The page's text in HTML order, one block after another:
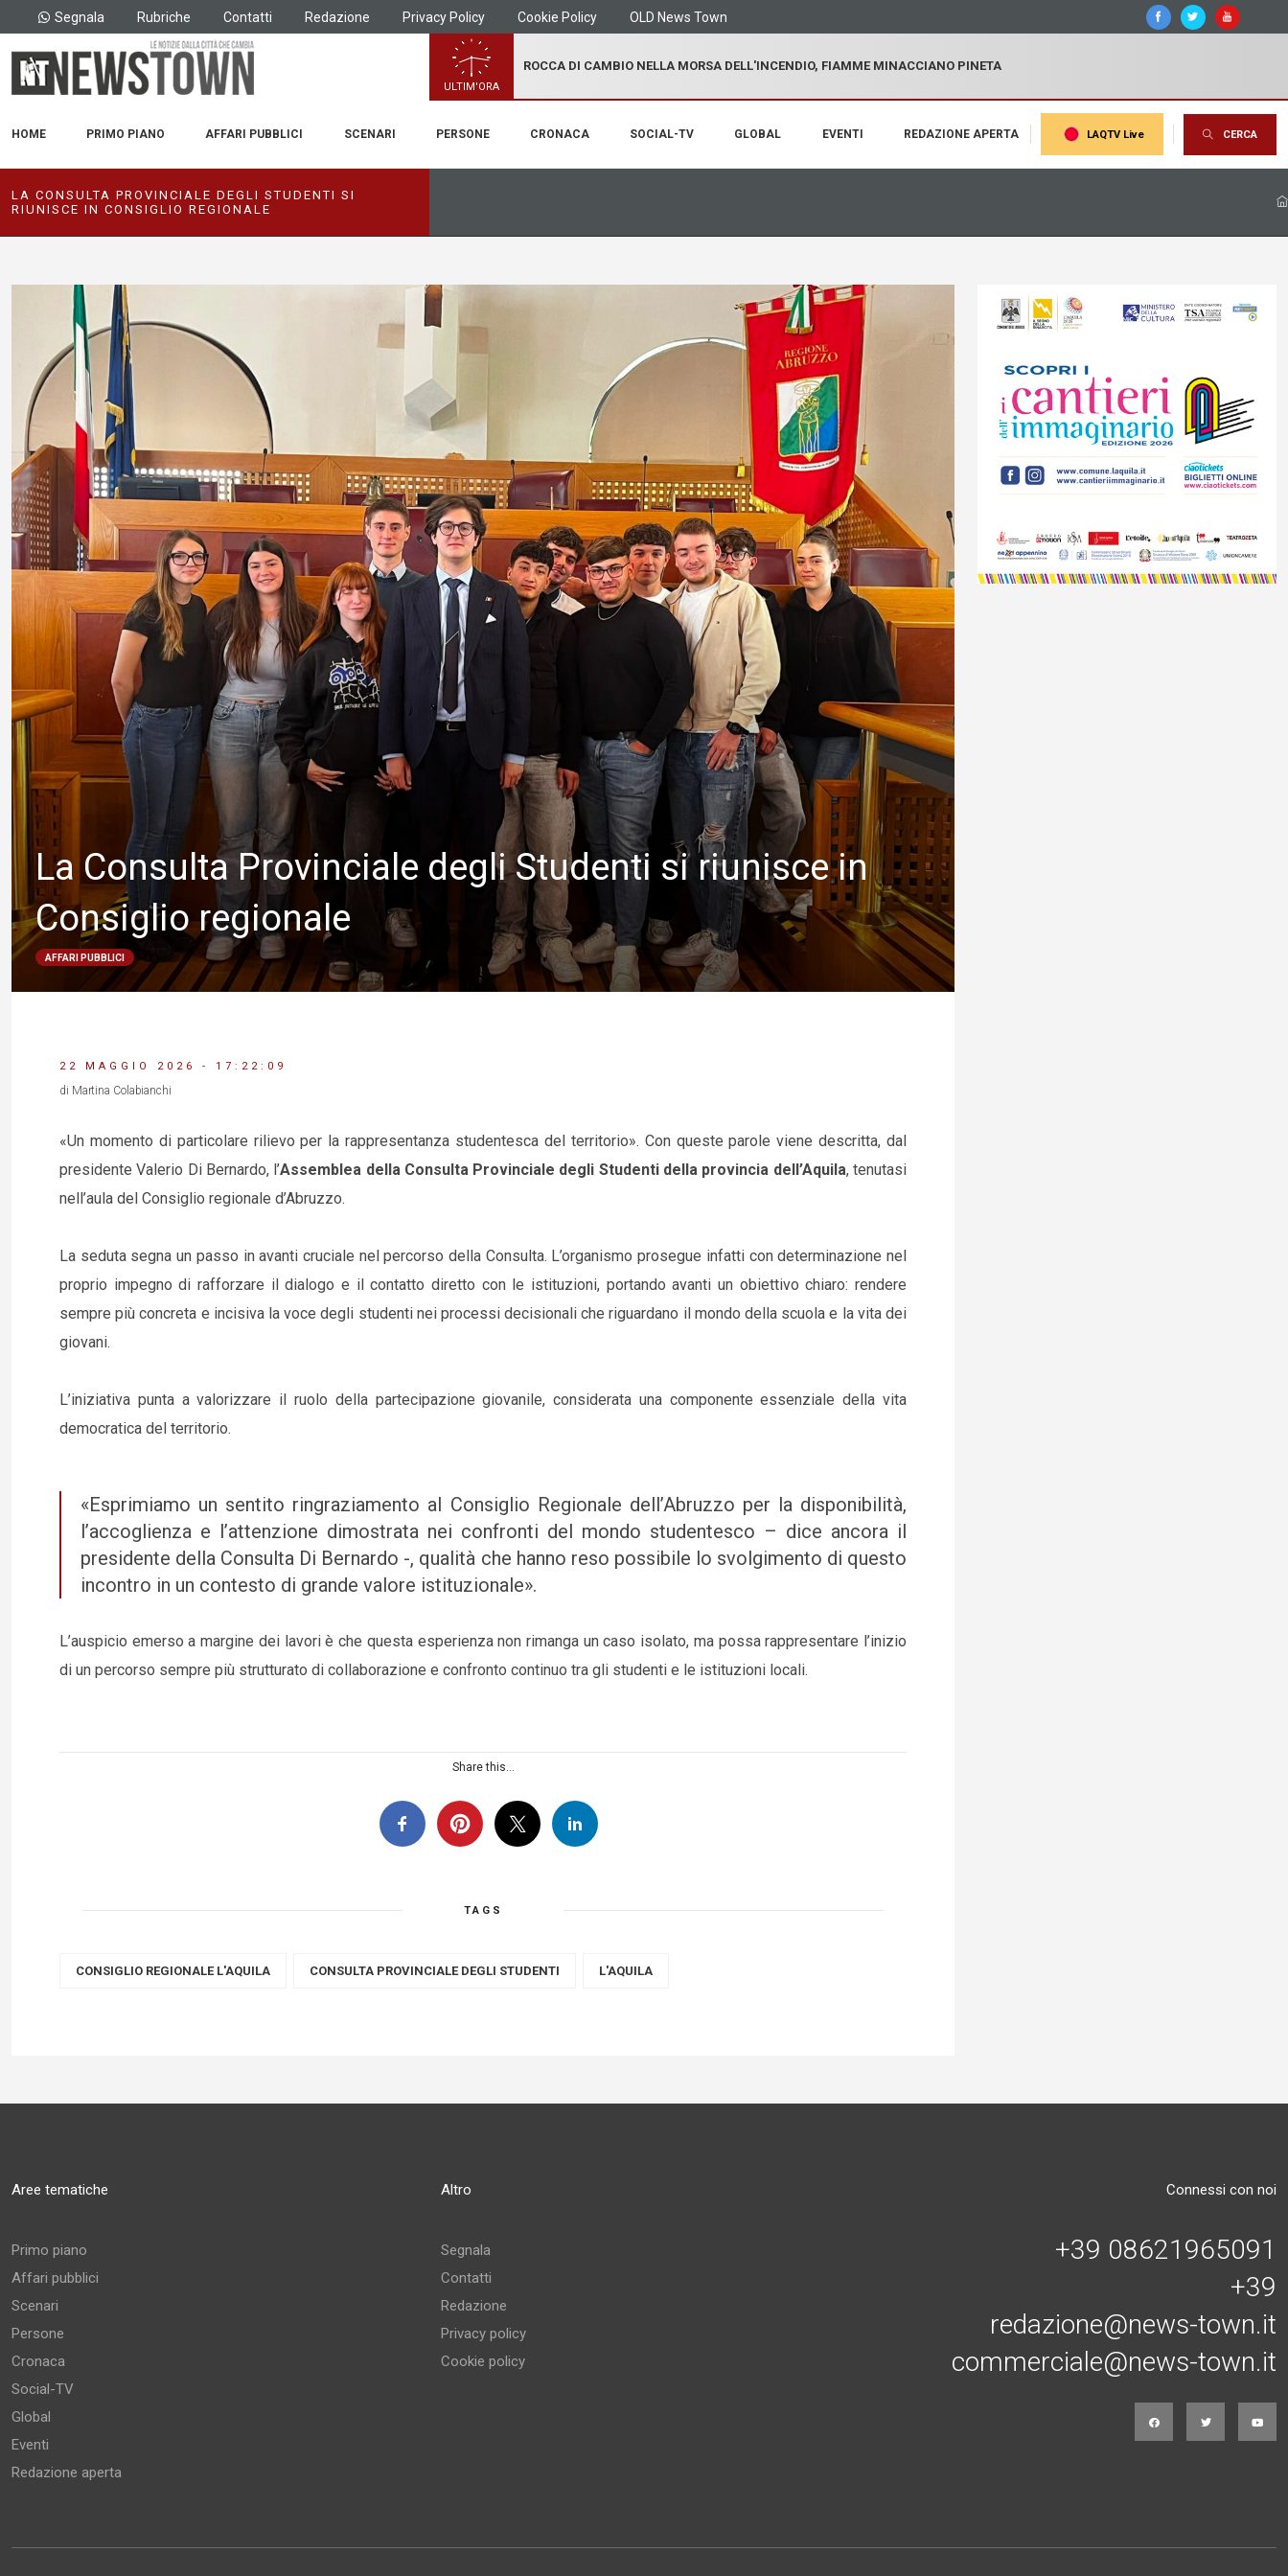
Segnala Rubriche Contatti Redazione Privacy Policy Cookie Policy OLD News Town
ULTIM'ORA
ROCCA DI CAMBIO NELLA MORSA DELL'INCENDIO, FIAMME MINACCIANO PINETA
HOME PRIMO PIANO AFFARI PUBBLICI SCENARI PERSONE CRONACA SOCIAL-TV GLOBAL EVENTI REDAZIONE APERTA LAQTV Live CERCA
LA CONSULTA PROVINCIALE DEGLI STUDENTI SI
RIUNISCE IN CONSIGLIO REGIONALE
La Consulta Provinciale degli Studenti si riunisce in
Consiglio regionale
AFFARI PUBBLICI
22 MAGGIO 2026 - 17:22:09
di Martina Colabianchi
«Un momento di particolare rilievo per la rappresentanza studentesca del territorio». Con queste parole viene descritta, dal
presidente Valerio Di Bernardo, l’Assemblea della Consulta Provinciale degli Studenti della provincia dell’Aquila, tenutasi
nell’aula del Consiglio regionale d’Abruzzo.
La seduta segna un passo in avanti cruciale nel percorso della Consulta. L’organismo prosegue infatti con determinazione nel
proprio impegno di rafforzare il dialogo e il contatto diretto con le istituzioni, portando avanti un obiettivo chiaro: rendere
sempre più concreta e incisiva la voce degli studenti nei processi decisionali che riguardano il mondo della scuola e la vita dei
giovani.
L’iniziativa punta a valorizzare il ruolo della partecipazione giovanile, considerata una componente essenziale della vita
democratica del territorio.
«Esprimiamo un sentito ringraziamento al Consiglio Regionale dell’Abruzzo per la disponibilità,
l’accoglienza e l’attenzione dimostrata nei confronti del mondo studentesco – dice ancora il
presidente della Consulta Di Bernardo -, qualità che hanno reso possibile lo svolgimento di questo
incontro in un contesto di grande valore istituzionale».
L’auspicio emerso a margine dei lavori è che questa esperienza non rimanga un caso isolato, ma possa rappresentare l’inizio
di un percorso sempre più strutturato di collaborazione e confronto continuo tra gli studenti e le istituzioni locali.
Share this...
TAGS
CONSIGLIO REGIONALE L'AQUILA CONSULTA PROVINCIALE DEGLI STUDENTI L'AQUILA
Aree tematiche
Primo piano
Affari pubblici
Scenari
Persone
Cronaca
Social-TV
Global
Eventi
Redazione aperta
Altro
Segnala
Contatti
Redazione
Privacy policy
Cookie policy
Connessi con noi
+39 08621965091
+39
redazione@news-town.it
commerciale@news-town.it